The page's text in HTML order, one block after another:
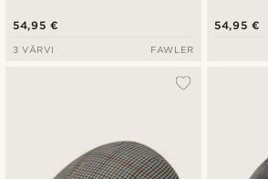
54,95 €
3 VÄRVI FAWLER
54,95 €